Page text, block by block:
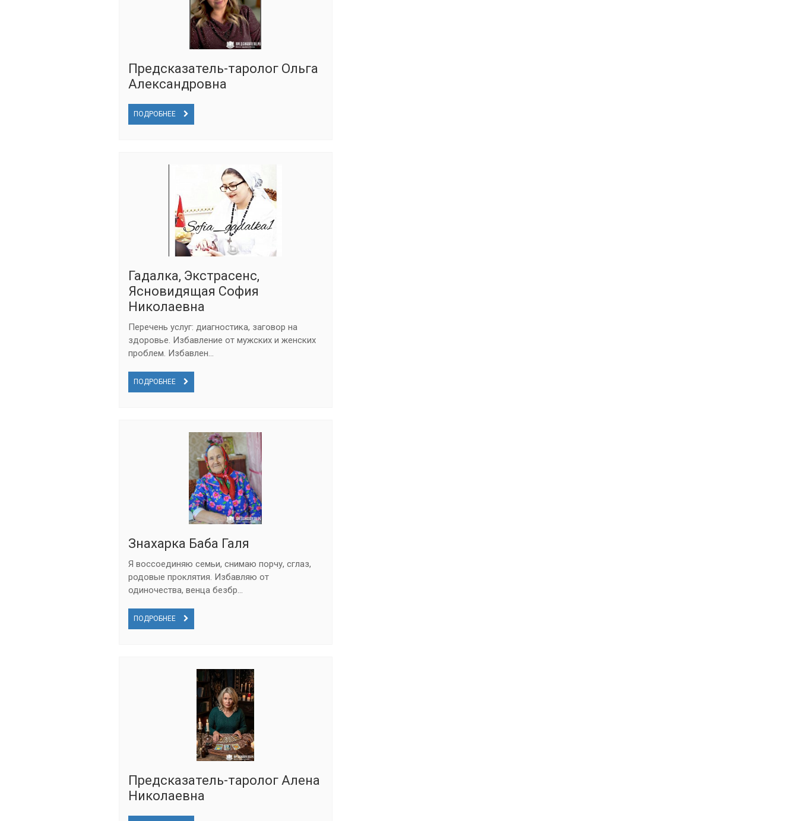
Предсказатель-таролог Ольга
Александровна
ПОДРОБНЕЕ
Гадалка, Экстрасенс,
Ясновидящая София
Николаевна
Перечень услуг: диагностика, заговор на
здоровье. Избавление от мужских и женских
проблем. Избавлен...
ПОДРОБНЕЕ
Знахарка Баба Галя
Я воссоединяю семьи, снимаю порчу, сглаз,
родовые проклятия. Избавляю от
одиночества, венца безбр...
ПОДРОБНЕЕ
Предсказатель-таролог Алена
Николаевна